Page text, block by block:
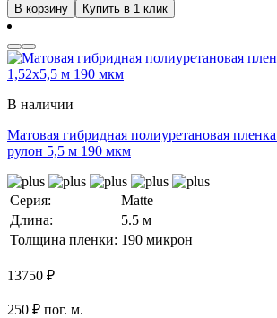
В корзину Купить в 1 клик
В наличии
Матовая гибридная полиуретановая
рулон 5,5 м 190 мкм
Серия:
Matte
Длина:
5.5 м
Толщина пленки: 190 микрон
13750 ₽
250 ₽ пог. м.